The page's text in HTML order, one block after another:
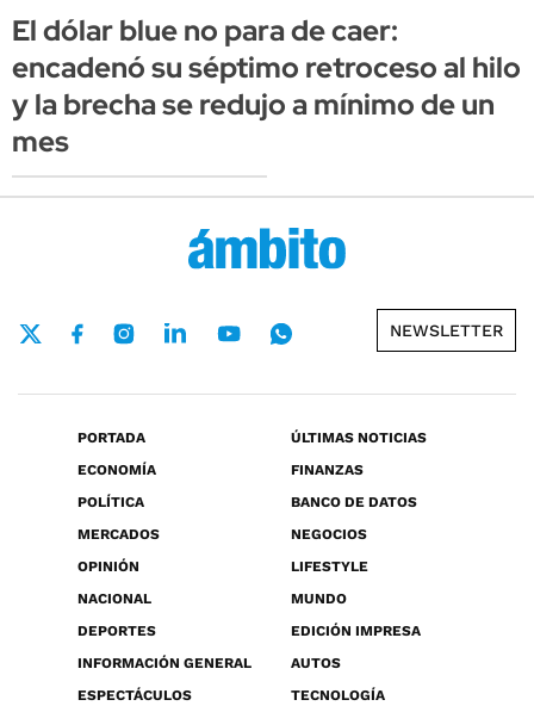
El dólar blue no para de caer:
encadenó su séptimo retroceso al hilo
y la brecha se redujo a mínimo de un
mes
NEWSLETTER
PORTADA
ÚLTIMAS NOTICIAS
ECONOMÍA
FINANZAS
POLÍTICA
BANCO DE DATOS
MERCADOS
NEGOCIOS
OPINIÓN
LIFESTYLE
NACIONAL
MUNDO
DEPORTES
EDICIÓN IMPRESA
INFORMACIÓN GENERAL
AUTOS
ESPECTÁCULOS
TECNOLOGÍA